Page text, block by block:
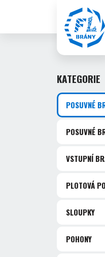
KATEGORIE
POSUVNÉ
POSUVNÉ
VSTUPNÍ
PLOTOVÁ
SLOUPKY
POHONY